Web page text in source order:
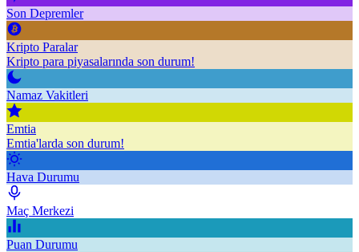
Son Depremler
Kripto Paralar
Kripto para piyasalarında son durum!
Namaz Vakitleri
Emtia
Emtia'larda son durum!
Hava Durumu
Maç Merkezi
Puan Durumu